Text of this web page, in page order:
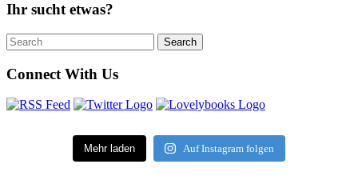
Ihr sucht etwas?
Search
for:
Search
Connect With Us
Mehr laden Auf Instagram folgen